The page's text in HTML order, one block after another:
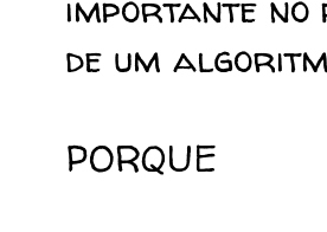
de um
PORQUE